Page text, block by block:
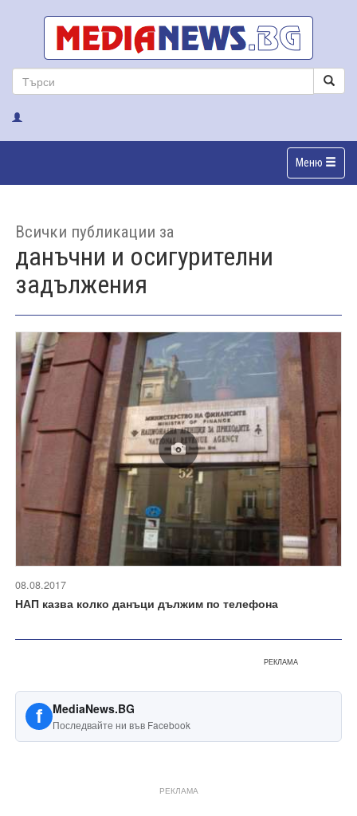
Меню
Всички публикации за
данъчни и осигурителни
задължения
08.08.2017
НАП казва колко данъци дължим по телефона
РЕКЛАМА
f MediaNews.BG
Последвайте ни във Facebook
РЕКЛАМА